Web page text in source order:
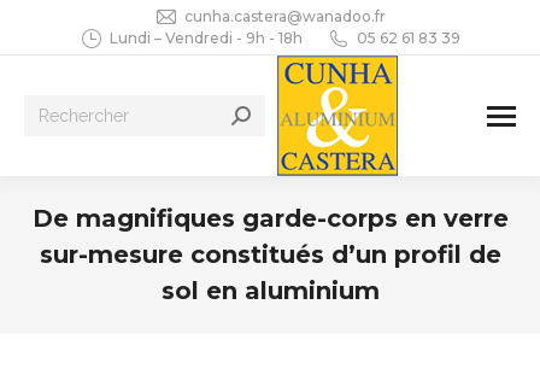
cunha.castera@wanadoo.fr
Lundi – Vendredi - 9h - 18h
05 62 61 83 39
Recherche
De magnifiques garde-corps en verre
sur-mesure constitués d’un profil de
sol en aluminium